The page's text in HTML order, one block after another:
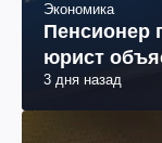
Экономика
Пенсионер
юрист
3 дня назад